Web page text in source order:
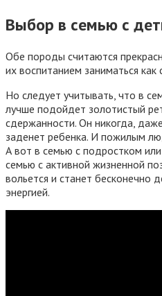
Выбор в семью с
Обе породы считаются
их воспитанием заниматься как
Но следует учитывать, что в
лучше подойдет золотистый
сдержанности. Он никогда,
заденет ребенка. И пожилым
А вот в семью с подростком
семью с активной жизненной
вольется и станет бесконечно
энергией.